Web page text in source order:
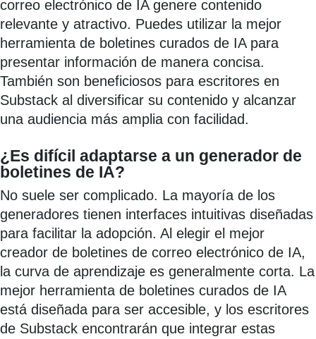
correo electrónico de IA genere contenido
relevante y atractivo. Puedes utilizar la mejor
herramienta de boletines curados de IA para
presentar información de manera concisa.
También son beneficiosos para escritores en
Substack al diversificar su contenido y alcanzar
una audiencia más amplia con facilidad.
¿Es difícil adaptarse a un generador de
boletines de IA?
No suele ser complicado. La mayoría de los
generadores tienen interfaces intuitivas diseñadas
para facilitar la adopción. Al elegir el mejor
creador de boletines de correo electrónico de IA,
la curva de aprendizaje es generalmente corta. La
mejor herramienta de boletines curados de IA
está diseñada para ser accesible, y los escritores
de Substack encontrarán que integrar estas